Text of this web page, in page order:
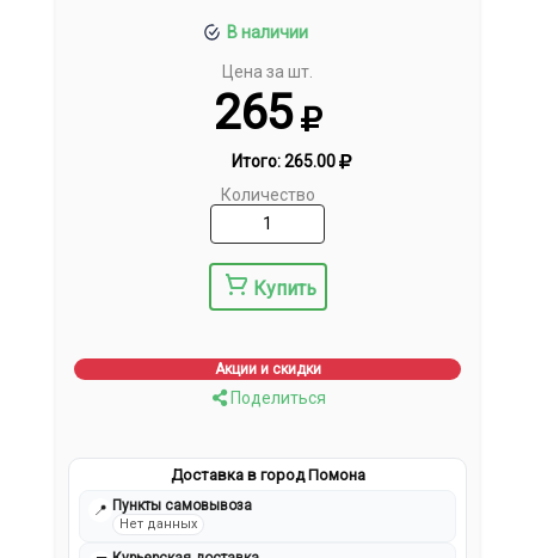
В наличии
Цена за шт.
265
Итого:265.00
Количество
Купить
Акции и скидки
Поделиться
Доставка в город Помона
📍 Пункты самовывоза
Нет данных